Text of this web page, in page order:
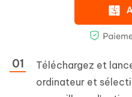
Téléchargez et
ordinateur et